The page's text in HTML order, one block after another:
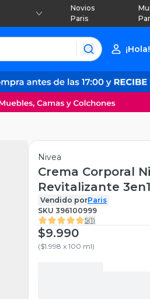
Novios
Paris
Nivea
Crema Corporal
Revitalizante
Normal 500 ml
Vendido porParis
SKU 396100999
5(1)
$9.990
($1.998 x 100 ml)